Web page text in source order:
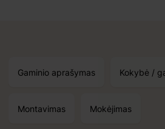
Gaminio aprašymas Kokybė /
Montavimas Mokėjimas